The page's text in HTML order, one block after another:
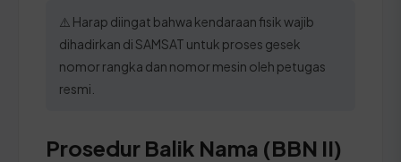
⚠️ Harap diingat bahwa kendaraan fisik wajib
dihadirkan di SAMSAT untuk proses gesek
nomor rangka dan nomor mesin oleh petugas
resmi.
Prosedur Balik Nama (BBN II)